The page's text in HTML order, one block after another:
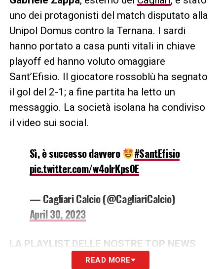
uno dei protagonisti del match disputato alla
Unipol Domus contro la Ternana. I sardi
hanno portato a casa punti vitali in chiave
playoff ed hanno voluto omaggiare
Sant’Efisio. Il giocatore rossoblù ha segnato
il gol del 2-1; a fine partita ha letto un
messaggio. La società isolana ha condiviso
il video sui social.
Sì, è successo davvero
#SantEfisio
pic.twitter.com/w4olrKps0E
— Cagliari Calcio (@CagliariCalcio)
April 30, 2023
LA PLAYLIST DELLE NOSTRE TOP NEWS
READ MORE